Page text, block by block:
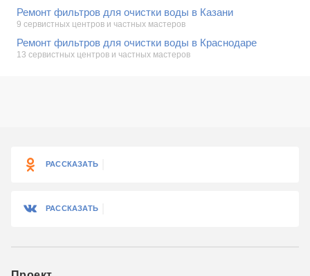
Ремонт фильтров для очистки воды в Казани
9 сервистных центров и частных мастеров
Ремонт фильтров для очистки воды в Краснодаре
13 сервистных центров и частных мастеров
РАССКАЗАТЬ
РАССКАЗАТЬ